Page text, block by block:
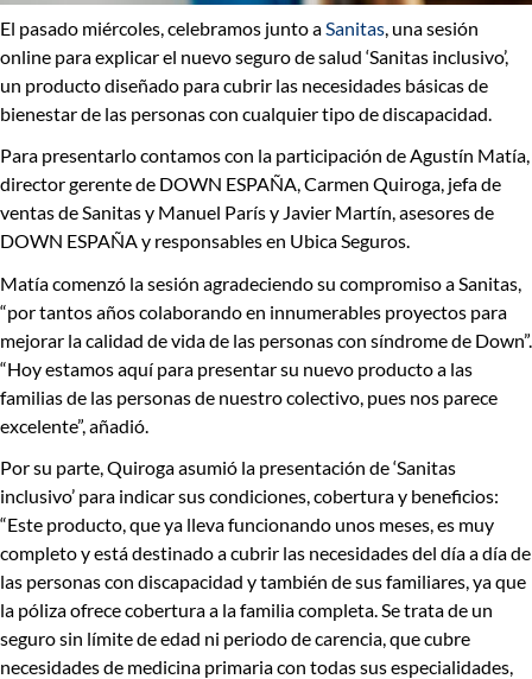
El pasado miércoles, celebramos junto aSanitas, una sesión
online para explicar el nuevo seguro de salud ‘Sanitas inclusivo’,
un producto diseñado para cubrir las necesidades básicas de
bienestar de las personas con cualquier tipo de discapacidad.
Para presentarlo contamos con la participación de Agustín Matía,
director gerente de DOWN ESPAÑA, Carmen Quiroga, jefa de
ventas deSanitasy Manuel París y Javier Martín, asesores de
DOWN ESPAÑAy responsables en Ubica Seguros.
Matía comenzó la sesión agradeciendo su compromiso a Sanitas,
“por tantos años colaborando en innumerables proyectos para
mejorar la calidad de vida de las personas con síndrome de Down”.
“Hoy estamos aquí para presentar su nuevo producto a las
familias de las personas de nuestro colectivo, pues nos parece
excelente”, añadió.
Por su parte, Quiroga asumió la presentación de‘Sanitas
inclusivo’ para indicar sus condiciones, cobertura y beneficios:
“Este producto, que ya lleva funcionando unos meses, es muy
completo y estádestinado a cubrir las necesidades del día a día de
las personas con discapacidad y también de sus familiares , ya que
la póliza ofrece cobertura a la familia completa. Se trata de un
segurosin límite de edad ni periodo de carencia , que cubre
necesidades de medicina primaria con todas sus especialidades,